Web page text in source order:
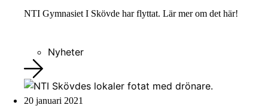
NTI Gymnasiet I Skövde har flyttat. Lär mer om det här!
Nyheter
20 januari 2021